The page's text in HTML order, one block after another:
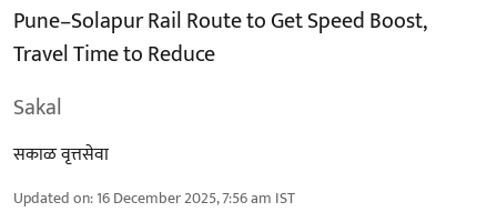
Pune–Solapur Rail Route to Get Speed Boost,
Travel Time to Reduce
Sakal
सकाळ वृत्तसेवा
Updated on:16 December 2025, 7:56 am IST